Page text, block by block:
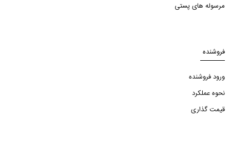
مرسوله های پستی
فروشنده
ورود فروشنده
نحوه عملکرد
قیمت گذاری